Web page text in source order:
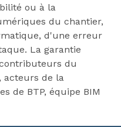
ou à la
du chantier,
d'une erreur
La garantie
du
acteurs de la
de BTP, équipe BIM